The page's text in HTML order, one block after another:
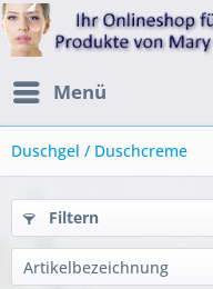
Menü
Duschgel / Duschcreme
Filtern